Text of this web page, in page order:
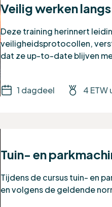
Veilig werken
Deze training herinnert
veiligheidsprotocollen,
dat ze up-to-date blijven
1 dagdeel 4 ETW
Tuin- en
Tijdens de cursus tuin- en
en volgens de geldende